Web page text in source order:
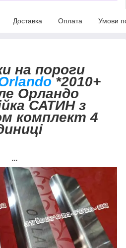
Доставка Оплата Умови
на пороги
*2010+
Орландо
САТИН з
комплект 4
...